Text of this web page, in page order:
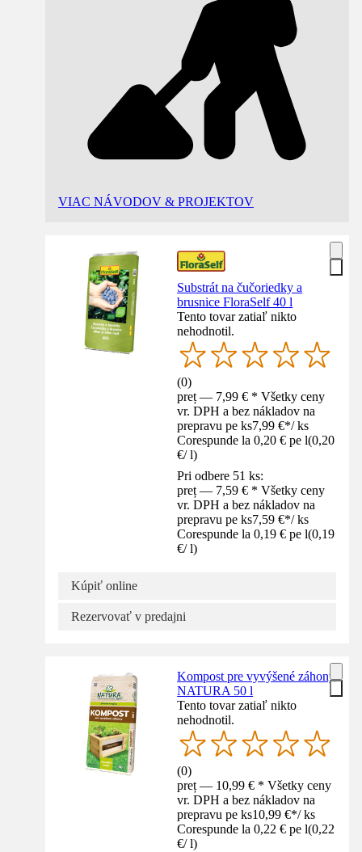
VIAC NÁVODOV & PROJEKTOV
Substrát na čučoriedky a
brusnice FloraSelf 40 l
Tento tovar zatiaľ nikto
nehodnotil.
(0)
preț — 7,99 € * Všetky ceny
vr. DPH a bez nákladov na
prepravu pe ks7,99 €*/ ks
Corespunde la 0,20 € pe l(0,20
€/ l)
Pri odbere 51 ks:
preț — 7,59 € * Všetky ceny
vr. DPH a bez nákladov na
prepravu pe ks7,59 €*/ ks
Corespunde la 0,19 € pe l(0,19
€/ l)
Kúpiť online
Rezervovať v predajni
Kompost pre vyvýšené záhony
NATURA 50 l
Tento tovar zatiaľ nikto
nehodnotil.
(0)
preț — 10,99 € * Všetky ceny
vr. DPH a bez nákladov na
prepravu pe ks10,99 €*/ ks
Corespunde la 0,22 € pe l(0,22
€/ l)